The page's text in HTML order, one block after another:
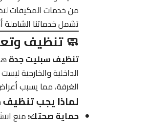
من خدمات المكيفات
تشمل خدماتنا الشاملة
🧼 تنظيف
تنظيف سبليت جدة
الداخلية والخارجية
الغرفة، مما يسبب
لماذا يجب تنظيف
حماية صحتك:منع